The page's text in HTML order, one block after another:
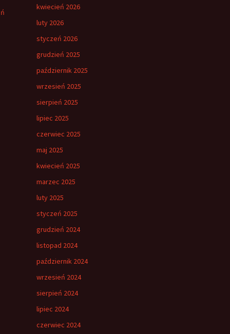
kwiecień 2026
luty 2026
styczeń 2026
grudzień 2025
październik 2025
wrzesień 2025
sierpień 2025
lipiec 2025
czerwiec 2025
maj 2025
kwiecień 2025
marzec 2025
luty 2025
styczeń 2025
grudzień 2024
listopad 2024
październik 2024
wrzesień 2024
sierpień 2024
lipiec 2024
czerwiec 2024